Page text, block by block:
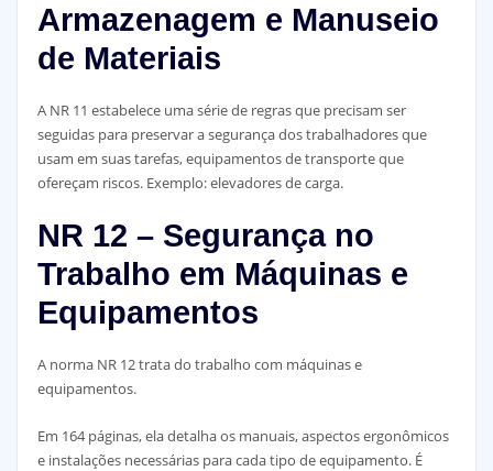
Armazenagem e Manuseio
de Materiais
A NR 11 estabelece uma série de regras que precisam ser
seguidas para preservar a segurança dos trabalhadores que
usam em suas tarefas, equipamentos de transporte que
ofereçam riscos. Exemplo: elevadores de carga.
NR 12 – Segurança no
Trabalho em Máquinas e
Equipamentos
A norma NR 12 trata do trabalho com máquinas e
equipamentos.
Em 164 páginas, ela detalha os manuais, aspectos ergonômicos
e instalações necessárias para cada tipo de equipamento. É